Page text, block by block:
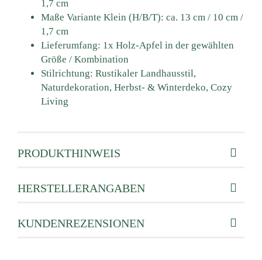
1,7 cm
Maße Variante Klein (H/B/T): ca. 13 cm / 10 cm /
1,7 cm
Lieferumfang: 1x Holz-Apfel in der gewählten
Größe / Kombination
Stilrichtung: Rustikaler Landhausstil,
Naturdekoration, Herbst- & Winterdeko, Cozy
Living
PRODUKTHINWEIS
HERSTELLERANGABEN
KUNDENREZENSIONEN